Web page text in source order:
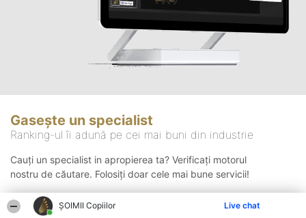
ȘOIMII Copiilor Live chat
Gasește un specialist
Ranking-ul îi adună pe cei mai buni din industrie
Cauți un specialist in apropierea ta? Verificați motorul
nostru de căutare. Folosiți doar cele mai bune servicii!